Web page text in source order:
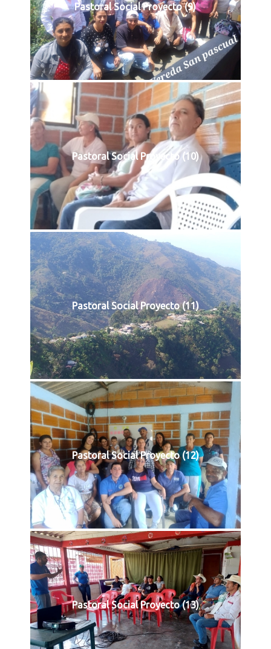
Pastoral Social Proyecto (9)
Pastoral Social Proyecto (10)
Pastoral Social Proyecto (11)
Pastoral Social Proyecto (12)
Pastoral Social Proyecto (13)